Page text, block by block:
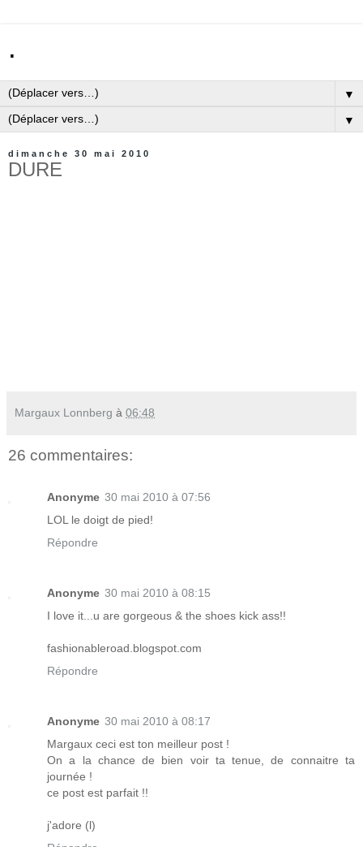
.
▼
▼
dimanche 30 mai 2010
DURE
Margaux Lonnberg à 06:48
26 commentaires:
Anonyme 30 mai 2010 à 07:56
LOL le doigt de pied!
Répondre
Anonyme 30 mai 2010 à 08:15
I love it...u are gorgeous & the shoes kick ass!!
fashionableroad.blogspot.com
Répondre
Anonyme 30 mai 2010 à 08:17
Margaux ceci est ton meilleur post !
On a la chance de bien voir ta tenue, de connaitre ta
journée !
ce post est parfait !!
j'adore (l)